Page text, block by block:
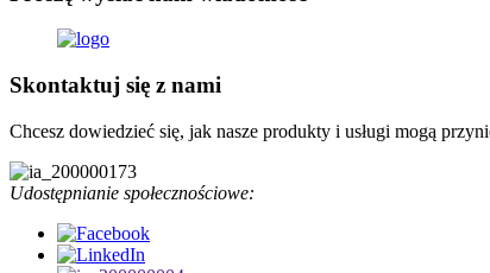
Skontaktuj się z nami
Chcesz dowiedzieć się, jak nasze produkty i usługi mogą
Udostępnianie społecznościowe: